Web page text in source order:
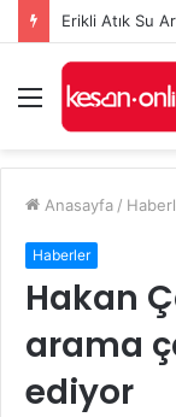
Menü
Anasayfa /
Haberler
Hakan
arama
ediyor